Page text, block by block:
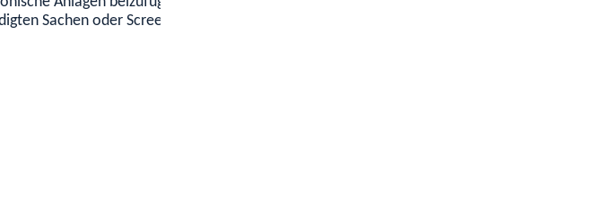
Sachen oder Screenshots von Bildschirminhalten) der Polizei bereits mit der